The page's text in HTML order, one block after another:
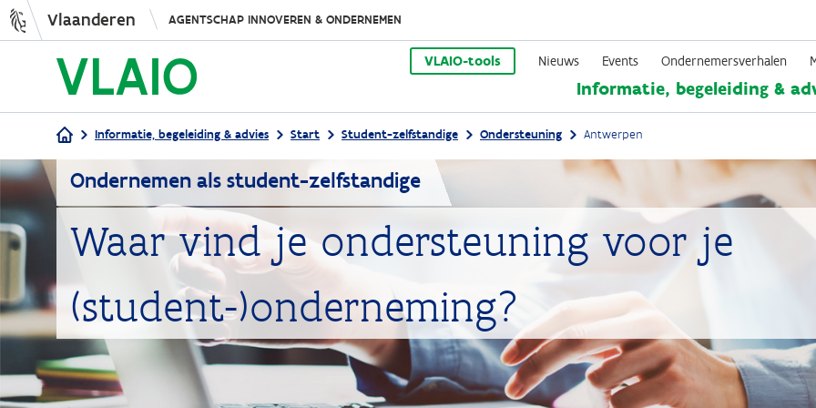
Overslaan
en
naar
de
inhoud
Vlaanderen AGENTSCHAP INNOVEREN & ONDERNEMEN
VLAIO-tools Nieuws Events Ondernemersverhalen
Informatie, begeleiding &
Kruimelpad
Informatie, begeleiding & advies Start Student-zelfstandige Ondersteuning Antwerpen
Ondernemen als student-zelfstandige
Waar vind je ondersteuning voor je
(student-)onderneming?